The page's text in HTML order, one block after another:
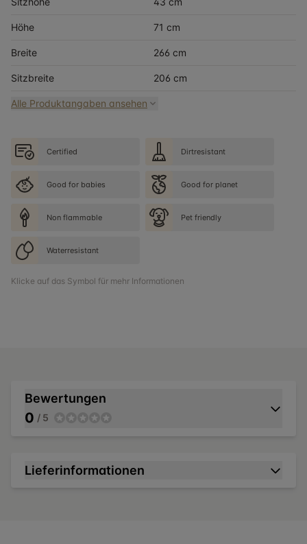
Höhe 71 cm
Breite 266 cm
Sitzbreite 206 cm
Alle Produktangaben ansehen
Certified Dirtresistant
Good for babies Good for planet
Non flammable Pet friendly
Waterresistant
Klicke auf das Symbol für mehr Informationen
Bewertungen
0 / 5
Lieferinformationen